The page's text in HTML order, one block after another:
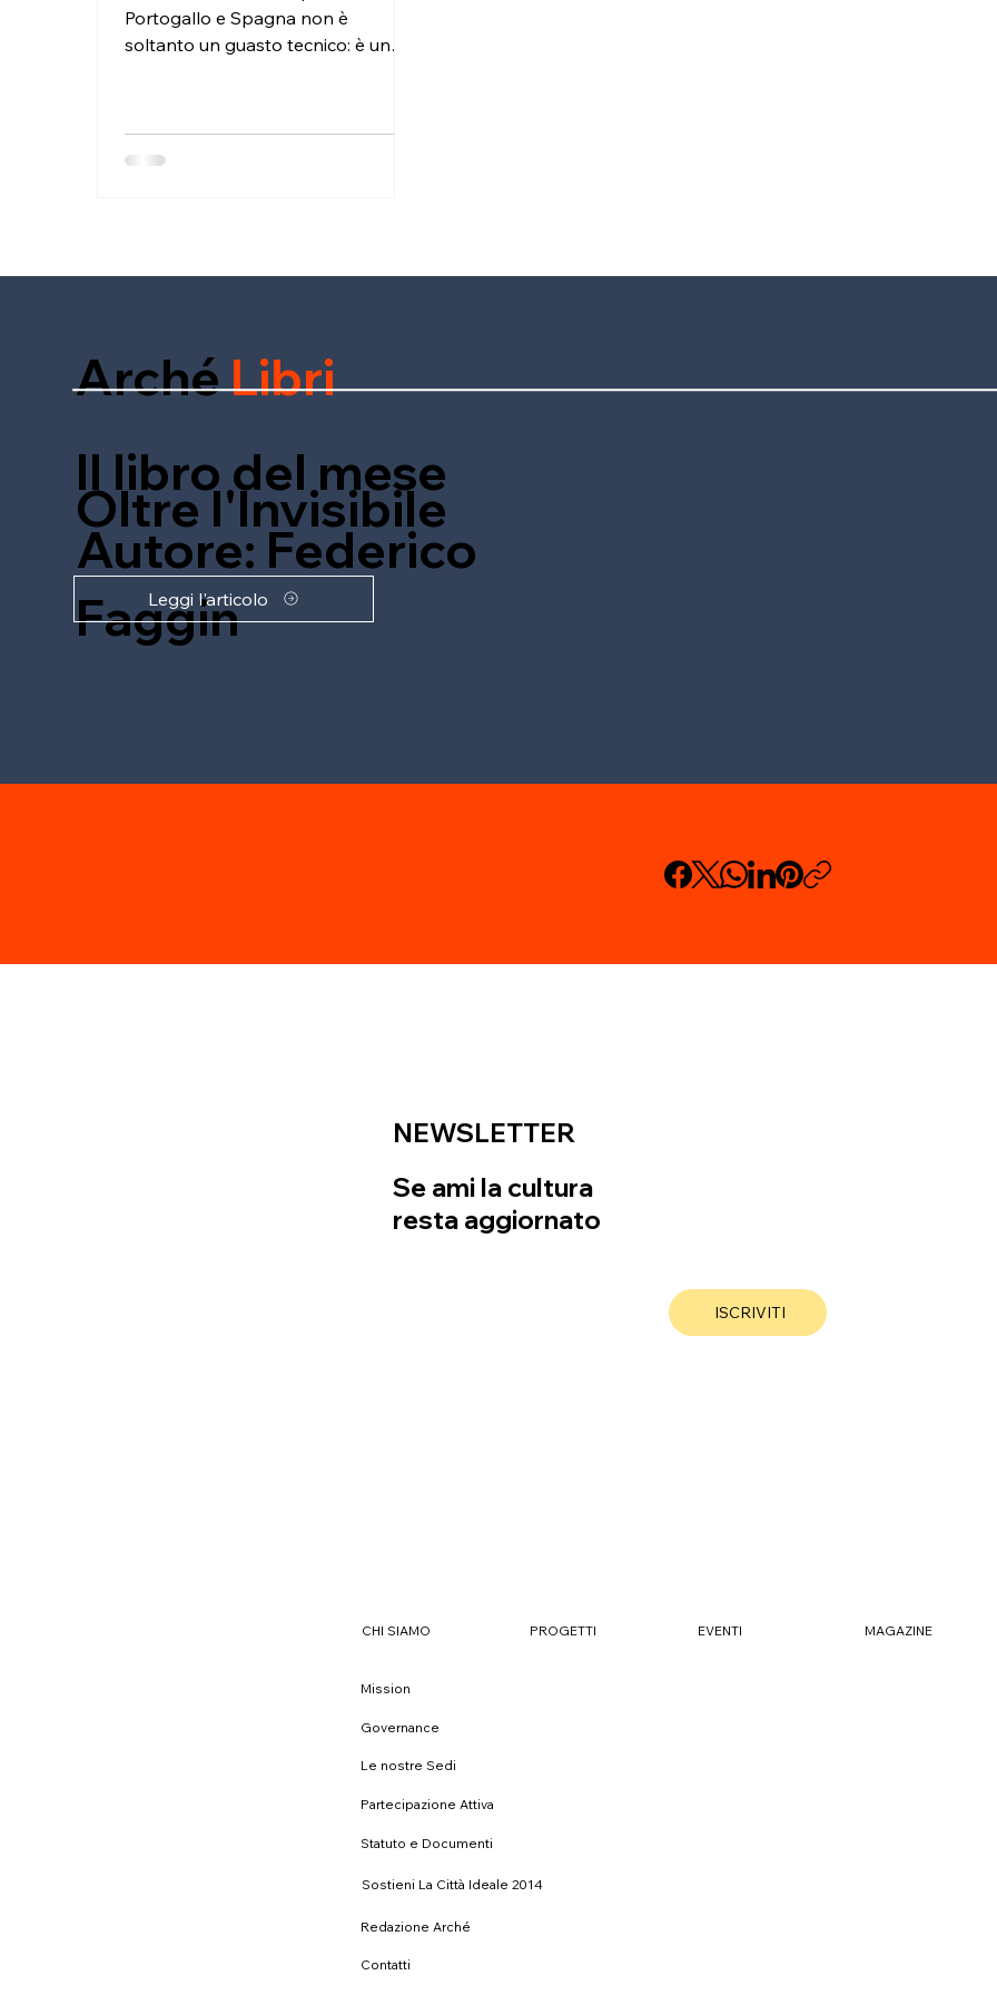
ArchéLibri
Il libro del mese
Oltre l'Invisibile
Autore: Federico
Faggin
Leggi l'articolo
NEWSLETTER
Se ami la cultura
resta aggiornato
ISCRIVITI
Portogallo e Spagna non è
soltanto un guasto tecnico: è un
CHI SIAMO PROGETTI EVENTI MAGAZINE
Mission
Le nostre Sedi
Governance
Partecipazione Attiva
Statuto e Documenti
Sostieni La Città Ideale 2014
Redazione Arché
Contatti